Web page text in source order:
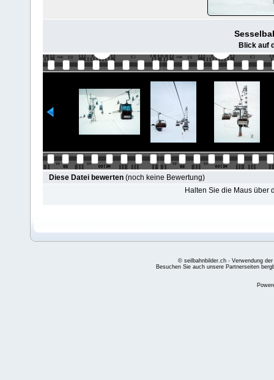
Blick auf
Diese Datei bewerten (noch keine Bewertung)
Halten Sie die Maus über
© seilbahnbilder.ch - Verwendung
Besuchen Sie auch unsere Partnerseiten